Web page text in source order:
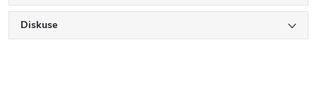
Diskuse